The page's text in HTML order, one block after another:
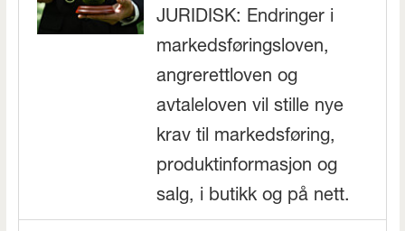
JURIDISK: Endringer i
markedsføringsloven,
angrerettloven og
avtaleloven vil stille nye
krav til markedsføring,
produktinformasjon og
salg, i butikk og på nett.